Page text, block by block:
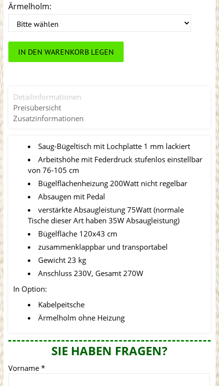
Ärmelholm:
IN DEN WARENKORB LEGEN
Detailinformationen
Preisübersicht
Zusatzinformationen
Saug-Bügeltisch mit Lochplatte 1 mm lackiert
Arbeitshöhe mit Federdruck stufenlos einstellbar
von 76-105 cm
Bügelflächenheizung 200Watt nicht regelbar
Absaugen mit Pedal
verstärkte Absaugleistung 75Watt (normale
Tische dieser Art haben 35W Absaugleistung)
Bügelfläche 120x43 cm
zusammenklappbar und transportabel
Gewicht 23 kg
Anschluss 230V, Gesamt 270W
In Option:
Kabelpeitsche
Ärmelholm ohne Heizung
SIE HABEN FRAGEN?
Vorname *